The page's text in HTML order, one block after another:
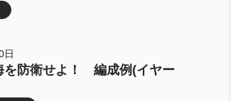
日
を防衛せよ！ 編成例(イヤー